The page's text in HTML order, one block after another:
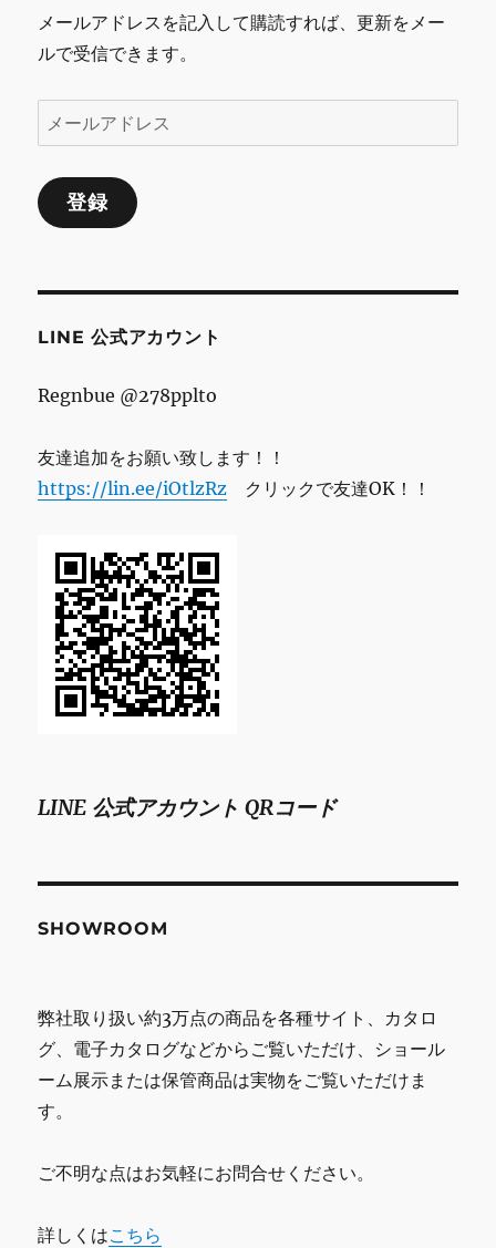
シ
ョ
ン
メールアドレスを記入して購読すれば、更新をメー
ルで受信できます。
ー
ル
ア
ス
登録
LINE 公式アカウント
Regnbue @278pplto
友達追加をお願い致します！！
https://lin.ee/iOtlzRz クリックで友達OK！！
LINE 公式アカウント QRコード
SHOWROOM
弊社取り扱い約3万点の商品を各種サイト、カタロ
グ、電子カタログなどからご覧いただけ、ショール
ーム展示または保管商品は実物をご覧いただけま
す。
ご不明な点はお気軽にお問合せください。
詳しくはこちら